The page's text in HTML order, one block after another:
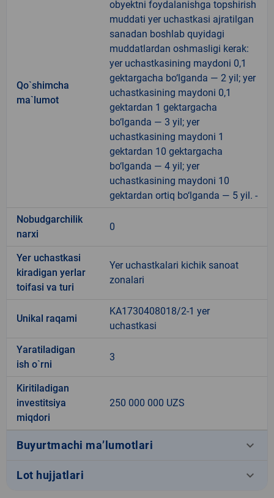
Qo`shimcha
ma`lumot
obyektni foydalanishga topshirish
muddati yer uchastkasi ajratilgan
sanadan boshlab quyidagi
muddatlardan oshmasligi kerak:
yer uchastkasining maydoni 0,1
gektargacha bo‘lganda — 2 yil; yer
uchastkasining maydoni 0,1
gektardan 1 gektargacha
bo‘lganda — 3 yil; yer
uchastkasining maydoni 1
gektardan 10 gektargacha
bo‘lganda — 4 yil; yer
uchastkasining maydoni 10
gektardan ortiq bo‘lganda — 5 yil. -
Nobudgarchilik
narxi
0
Yer uchastkasi
kiradigan yerlar
toifasi va turi
Yer uchastkalari kichik sanoat
zonalari
Unikal raqami
KA1730408018/2-1 yer
uchastkasi
Yaratiladigan
ish o`rni
3
Kiritiladigan
investitsiya
miqdori
250 000 000 UZS
Buyurtmachi ma’lumotlari keyboard_arrow_down
Lot hujjatlari keyboard_arrow_down